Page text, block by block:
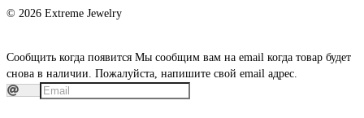
© 2026 Extreme Jewelry
Сообщить когда появится Мы сообщим вам на email когда товар будет
снова в наличии. Пожалуйста, напишите свой email адрес.